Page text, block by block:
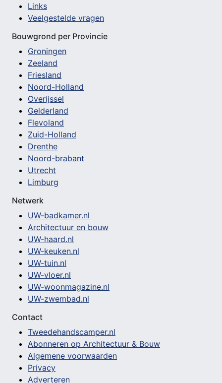
Links
Veelgestelde vragen
Bouwgrond per Provincie
Groningen
Zeeland
Friesland
Noord-Holland
Overijssel
Gelderland
Flevoland
Zuid-Holland
Drenthe
Noord-brabant
Utrecht
Limburg
Netwerk
UW-badkamer.nl
Architectuur en bouw
UW-haard.nl
UW-keuken.nl
UW-tuin.nl
UW-vloer.nl
UW-woonmagazine.nl
UW-zwembad.nl
Contact
Tweedehandscamper.nl
Abonneren op Architectuur & Bouw
Algemene voorwaarden
Privacy
Adverteren